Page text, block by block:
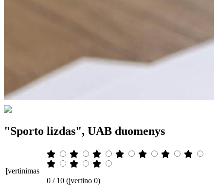
"Sporto lizdas", UAB duomenys
Įvertinimas
0 / 10 (įvertino 0)